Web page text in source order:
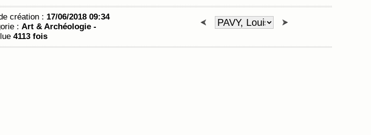
création : 17/06/2018 09:34
: Art & Archéologie -
4113 fois